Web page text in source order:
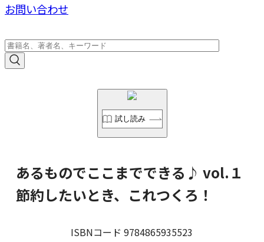
お問い合わせ
試し読み
あるものでここまでできる♪ vol.１
節約したいとき、これつくろ！
ISBNコード 9784865935523